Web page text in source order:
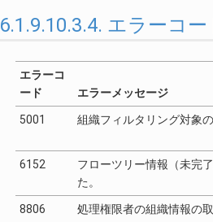
6.1.9.10.3.4. エラーコー
エラーコ
ード
エラーメッセージ
5001 組織フィルタリング対象
6152
フローツリー情報（未完
た。
8806 処理権限者の組織情報の